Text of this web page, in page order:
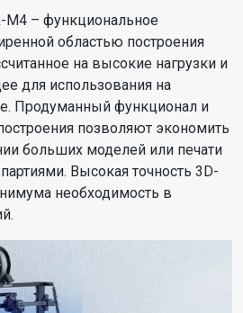
M4 – функциональное
областью построения
на высокие нагрузки и
для использования на
Продуманный функционал и
позволяют экономить
больших моделей или печати
Высокая точность 3D-
необходимость в